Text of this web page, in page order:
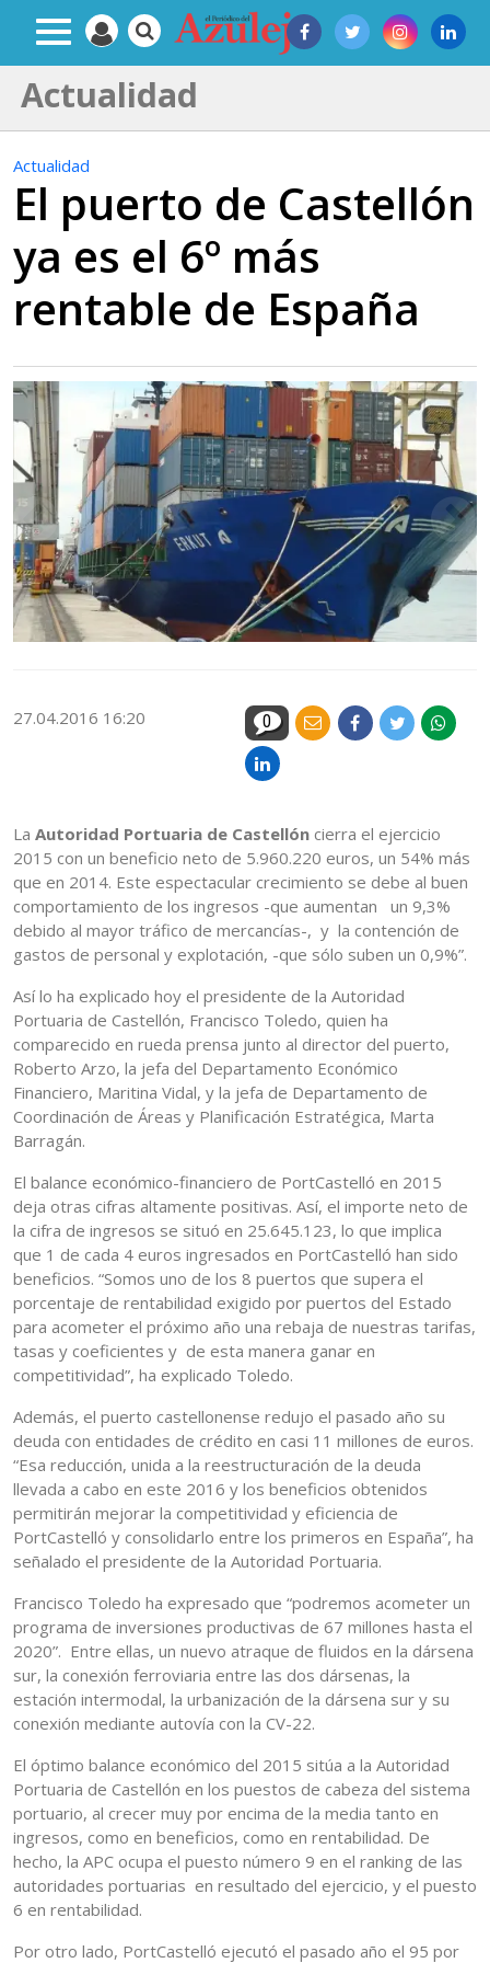
Actualidad
Actualidad
El puerto de Castellón
ya es el 6º más
rentable de España
27.04.2016 16:20 0
La Autoridad Portuaria de Castellón cierra el ejercicio
2015 con un beneficio neto de 5.960.220 euros, un 54% más
que en 2014. Este espectacular crecimiento se debe al buen
comportamiento de los ingresos -que aumentan un 9,3%
debido al mayor tráfico de mercancías-, y la contención de
gastos de personal y explotación, -que sólo suben un 0,9%”.
Así lo ha explicado hoy el presidente de la Autoridad
Portuaria de Castellón, Francisco Toledo, quien ha
comparecido en rueda prensa junto al director del puerto,
Roberto Arzo, la jefa del Departamento Económico
Financiero, Maritina Vidal, y la jefa de Departamento de
Coordinación de Áreas y Planificación Estratégica, Marta
Barragán.
El balance económico-financiero de PortCastelló en 2015
deja otras cifras altamente positivas. Así, el importe neto de
la cifra de ingresos se situó en 25.645.123, lo que implica
que 1 de cada 4 euros ingresados en PortCastelló han sido
beneficios. “Somos uno de los 8 puertos que supera el
porcentaje de rentabilidad exigido por puertos del Estado
para acometer el próximo año una rebaja de nuestras tarifas,
tasas y coeficientes y de esta manera ganar en
competitividad”, ha explicado Toledo.
Además, el puerto castellonense redujo el pasado año su
deuda con entidades de crédito en casi 11 millones de euros.
“Esa reducción, unida a la reestructuración de la deuda
llevada a cabo en este 2016 y los beneficios obtenidos
permitirán mejorar la competitividad y eficiencia de
PortCastelló y consolidarlo entre los primeros en España”, ha
señalado el presidente de la Autoridad Portuaria.
Francisco Toledo ha expresado que “podremos acometer un
programa de inversiones productivas de 67 millones hasta el
2020”. Entre ellas, un nuevo atraque de fluidos en la dársena
sur, la conexión ferroviaria entre las dos dársenas, la
estación intermodal, la urbanización de la dársena sur y su
conexión mediante autovía con la CV-22.
El óptimo balance económico del 2015 sitúa a la Autoridad
Portuaria de Castellón en los puestos de cabeza del sistema
portuario, al crecer muy por encima de la media tanto en
ingresos, como en beneficios, como en rentabilidad. De
hecho, la APC ocupa el puesto número 9 en el ranking de las
autoridades portuarias en resultado del ejercicio, y el puesto
6 en rentabilidad.
Por otro lado, PortCastelló ejecutó el pasado año el 95 por